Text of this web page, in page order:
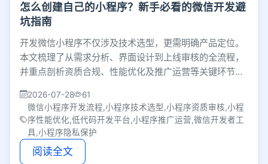
怎么创建自己的小程序？新手必看的微信开发避
坑指南
开发微信小程序不仅涉及技术选型，更需明确产品定位。
本文梳理了从需求分析、界面设计到上线审核的全流程，
并重点剖析资质合规、性能优化及推广运营等关键环节，
2026-07-28
61
微信小程序开发流程,小程序技术选型,小程序资质审核,小程
序性能优化,低代码开发平台,小程序推广运营,微信开发者工
具,小程序隐私保护
阅读全文